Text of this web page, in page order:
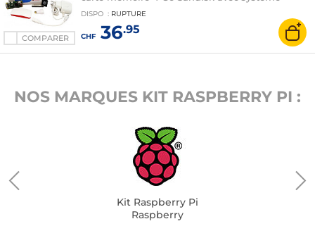
COMPARER
NOOBS Lite + header GPIO 2x20 + adaptateur
secteur + adaptateur mini-HDMI vers HDMI +
adaptateur micro-USB vers USB)
DISPO : RUPTURE
CHF36.95
NOS MARQUES KIT RASPBERRY PI :
Kit Raspberry Pi
Raspberry